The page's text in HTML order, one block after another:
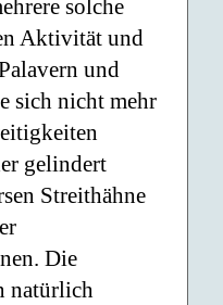
solche
Aktivität und
und
sich nicht mehr
gelindert
Streithähne
Die
natürlich